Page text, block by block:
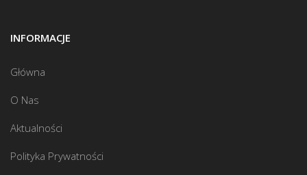
INFORMACJE
Główna
O Nas
Aktualności
Polityka Prywatności